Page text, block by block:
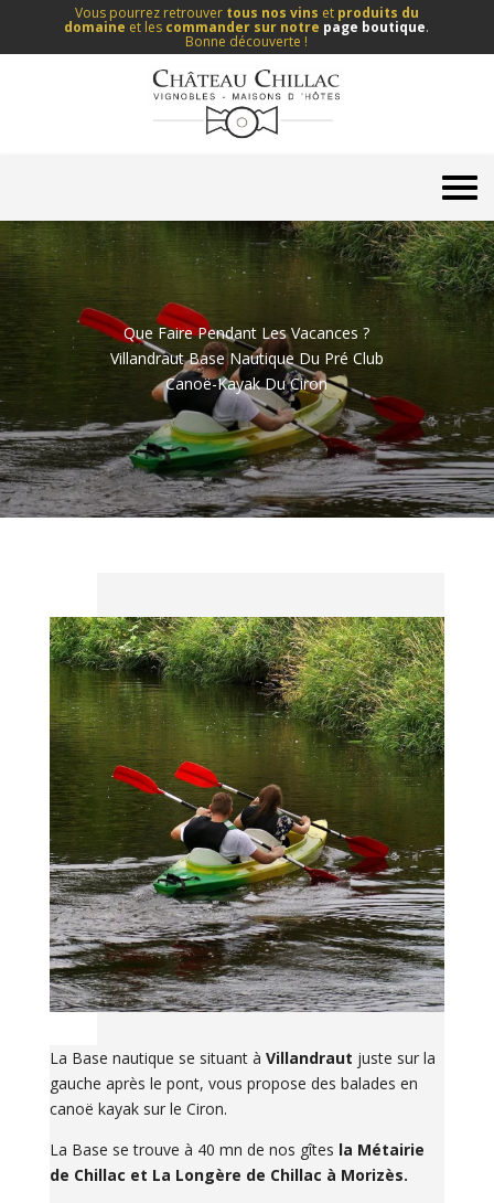
Vous pourrez retrouver tous nos vins et produits du
domaine et les commander sur notre page boutique.
Bonne découverte !
Que Faire Pendant Les Vacances ?
Villandraut Base Nautique Du Pré Club
Canoë-Kayak Du Ciron
La Base nautique se situant à Villandraut juste sur la
gauche après le pont, vous propose des balades en
canoë kayak sur le Ciron.
La Base se trouve à 40 mn de nos gîtes la Métairie
de Chillac et La Longère de Chillac à Morizès.